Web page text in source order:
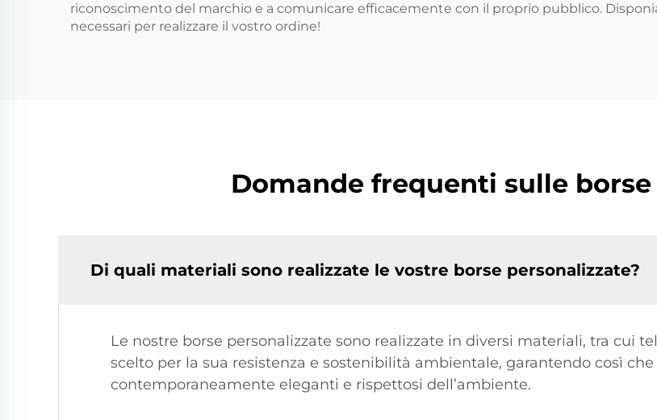
riconoscimento del marchio e a comunicare efficacemente con il proprio pubblico.
necessari per realizzare il vostro ordine!
Domande frequenti sulle
Di quali materiali sono realizzate le vostre borse personalizzate?
Le nostre borse personalizzate sono realizzate in diversi materiali, tra cui
scelto per la sua resistenza e sostenibilità ambientale, garantendo così
contemporaneamente eleganti e rispettosi dell’ambiente.